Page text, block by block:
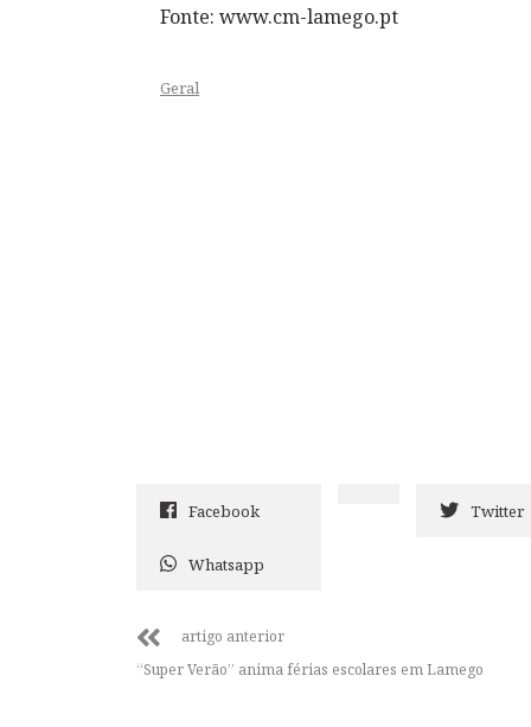
Fonte: www.cm-lamego.pt
Geral
Facebook Twitter
Whatsapp
artigo anterior
“Super Verão” anima férias escolares em Lamego